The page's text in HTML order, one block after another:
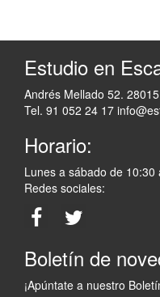
Estudio en
Andrés Mellado 52.
Tel. 91 052 24 17
Horario:
Lunes a sábado de
Redes sociales:
Boletín de
¡Apúntate a nuestro